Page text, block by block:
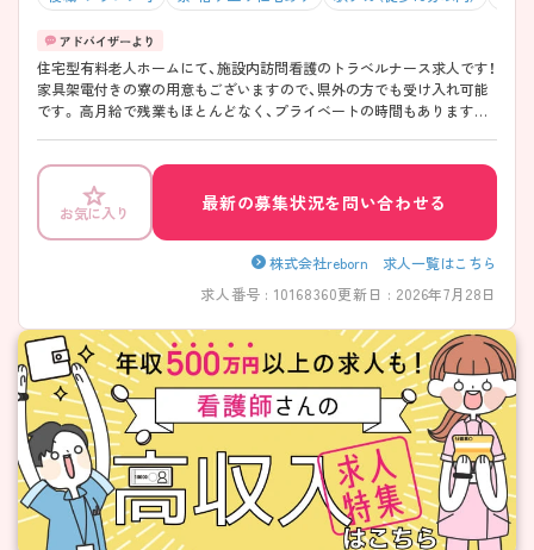
住宅型有料老人ホームにて、施設内訪問看護のトラベルナース求人です！
家具架電付きの寮の用意もございますので、県外の方でも受け入れ可能
です。 高月給で残業もほとんどなく、プライベートの時間もありますの
お気に入り 最新の募集状況を問い合わせる
株式会社reborn 求人一覧はこちら
求人番号 : 10168360更新日 : 2026年7月28日